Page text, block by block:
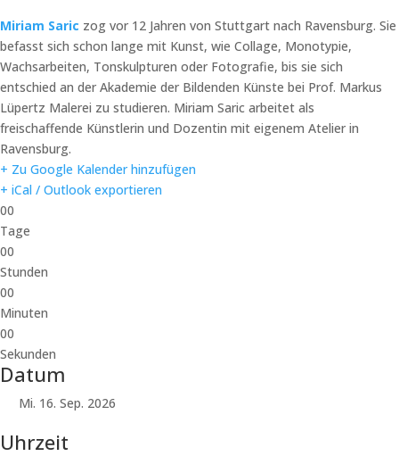
Miriam Saric zog vor 12 Jahren von Stuttgart nach Ravensburg. Sie
befasst sich schon lange mit Kunst, wie Collage, Monotypie,
Wachsarbeiten, Tonskulpturen oder Fotografie, bis sie sich
entschied an der Akademie der Bildenden Künste bei Prof. Markus
Lüpertz Malerei zu studieren. Miriam Saric arbeitet als
freischaffende Künstlerin und Dozentin mit eigenem Atelier in
Ravensburg.
+ Zu Google Kalender hinzufügen
+ iCal / Outlook exportieren
00
Tage
00
Stunden
00
Minuten
00
Sekunden
Datum
Mi. 16. Sep. 2026
Uhrzeit